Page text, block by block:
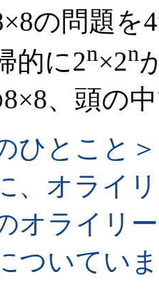
の問題を
的に2n×2n
、頭の
ひとこと＞
オライ
オライリ
ついてい